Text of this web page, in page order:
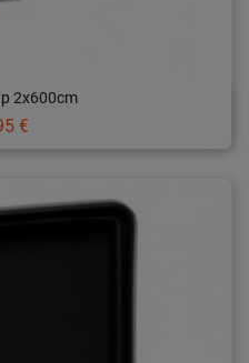
2x600cm
€